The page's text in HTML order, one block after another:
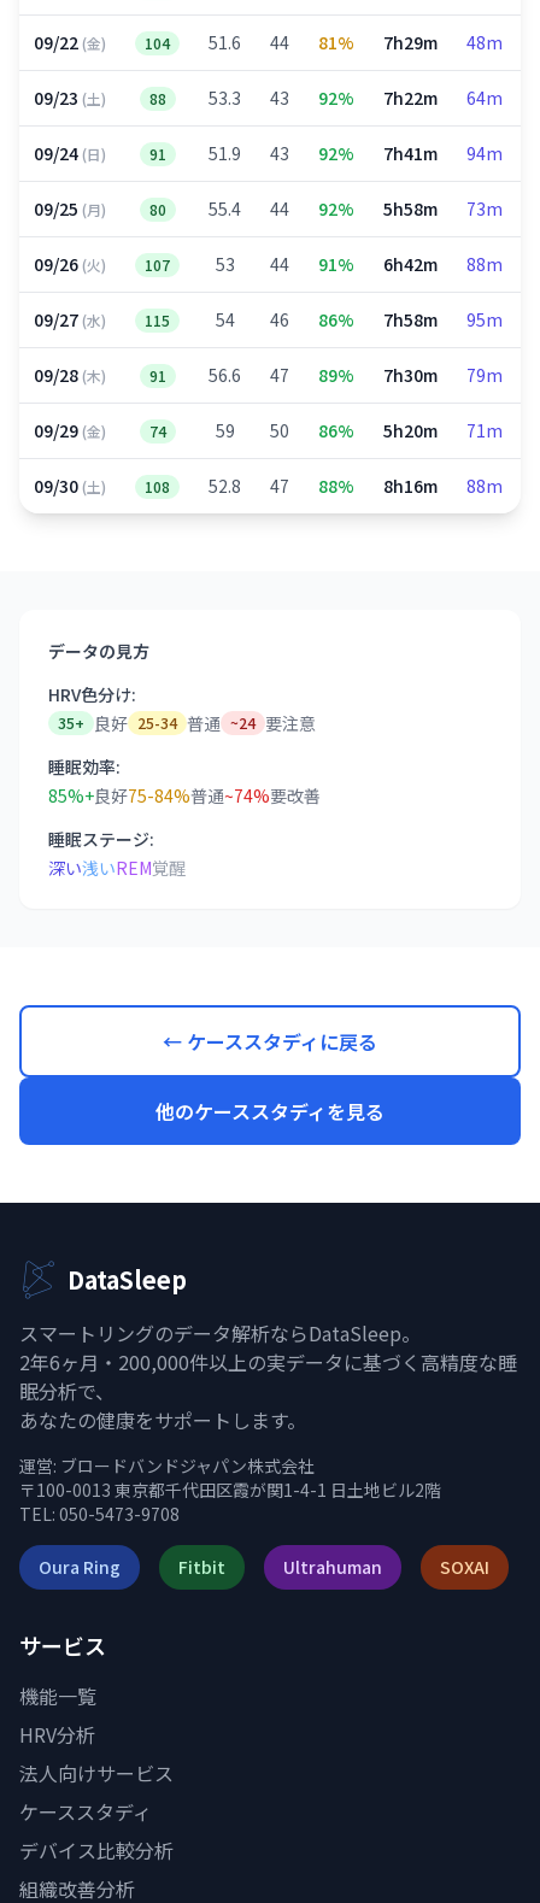
09/22(金) 104 51.6 44 81% 7h29m 48m
09/23 (土) 88 53.3 43 92% 7h22m 64m
09/24(日) 91 51.9 43 92% 7h41m 94m
09/25 (月) 80 55.4 44 92% 5h58m 73m
09/26(火) 107 53 44 91% 6h42m 88m
09/27(水) 115 54 46 86% 7h58m 95m
09/28(木) 91 56.6 47 89% 7h30m 79m
09/29(金) 74 59 50 86% 5h20m 71m
09/30(土) 108 52.8 47 88% 8h16m 88m
データの見方
HRV色分け:
35+ 良好 25-34 普通 ~24 要注意
睡眠効率:
85%+良好75-84%普通~74%要改善
睡眠ステージ:
深い浅いREM覚醒
← ケーススタディに戻る
他のケーススタディを見る
DataSleep
スマートリングのデータ解析ならDataSleep。
2年6ヶ月・200,000件以上の実データに基づく高精度な睡
眠分析で、
あなたの健康をサポートします。
運営: ブロードバンドジャパン株式会社
〒100-0013 東京都千代田区霞が関1-4-1 日土地ビル2階
TEL: 050-5473-9708
Oura Ring Fitbit Ultrahuman SOXAI
サービス
機能一覧
HRV分析
法人向けサービス
ケーススタディ
デバイス比較分析
組織改善分析